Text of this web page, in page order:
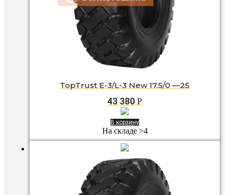
TopTrust E-3/L-3 New 17.5/0 —25
43 380 Р
В корзину
На складе >4